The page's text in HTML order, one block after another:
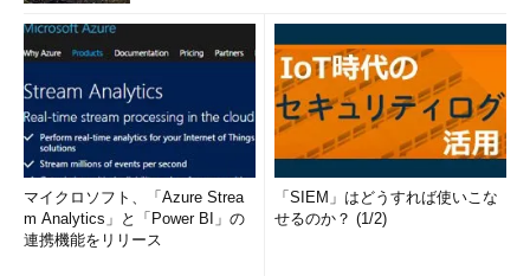
マイクロソフト、「Azure Strea
m Analytics」と「Power BI」の
連携機能をリリース
「SIEM」はどうすれば使いこな
せるのか？ (1/2)